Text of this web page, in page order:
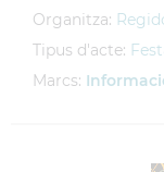
Organitza:
Tipus d'acte:
Marcs: